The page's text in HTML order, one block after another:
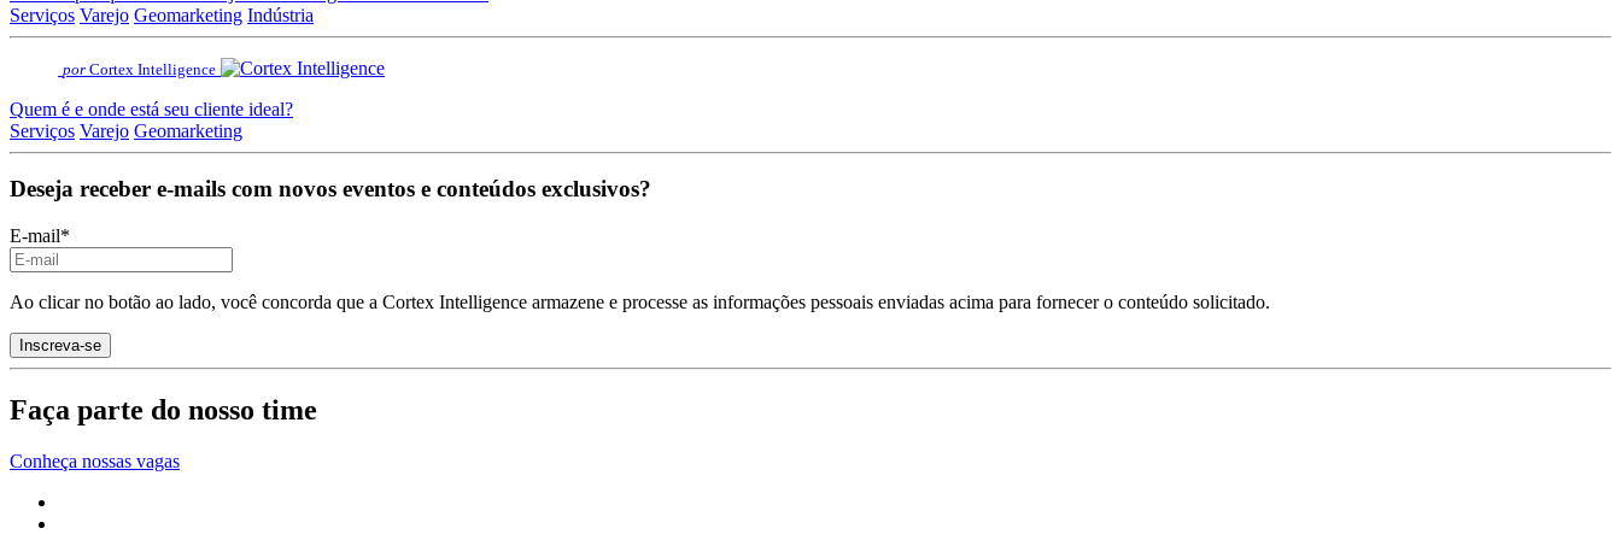
Serviços Varejo Geomarketing Indústria
por Cortex Intelligence
Quem é e onde está seu cliente ideal?
Serviços Varejo Geomarketing
Deseja receber e-mails com novos eventos e conteúdos exclusivos?
E-mail*
Ao clicar no botão ao lado, você concorda que a Cortex Intelligence armazene e processe as informações pessoais enviadas acima para fornecer o conteúdo solicitado.
Faça parte do nosso time
Conheça nossas vagas